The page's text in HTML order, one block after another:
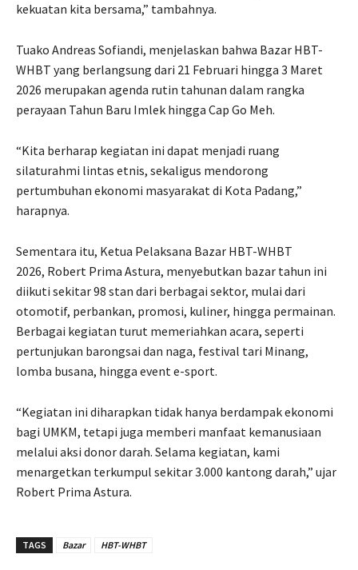
kekuatan kita bersama,” tambahnya.
Tuako Andreas Sofiandi, menjelaskan bahwa Bazar HBT-
WHBT yang berlangsung dari 21 Februari hingga 3 Maret
2026 merupakan agenda rutin tahunan dalam rangka
perayaan Tahun Baru Imlek hingga Cap Go Meh.
“Kita berharap kegiatan ini dapat menjadi ruang
silaturahmi lintas etnis, sekaligus mendorong
pertumbuhan ekonomi masyarakat di Kota Padang,”
harapnya.
Sementara itu, Ketua Pelaksana Bazar HBT-WHBT
2026, Robert Prima Astura, menyebutkan bazar tahun ini
diikuti sekitar 98 stan dari berbagai sektor, mulai dari
otomotif, perbankan, promosi, kuliner, hingga permainan.
Berbagai kegiatan turut memeriahkan acara, seperti
pertunjukan barongsai dan naga, festival tari Minang,
lomba busana, hingga event e-sport.
“Kegiatan ini diharapkan tidak hanya berdampak ekonomi
bagi UMKM, tetapi juga memberi manfaat kemanusiaan
melalui aksi donor darah. Selama kegiatan, kami
menargetkan terkumpul sekitar 3.000 kantong darah,” ujar
Robert Prima Astura.
TAGS Bazar HBT-WHBT